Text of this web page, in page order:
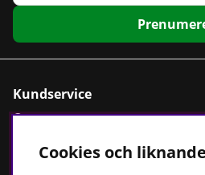
Kundservice
Om oss
Kontaktformulär
Cookies och